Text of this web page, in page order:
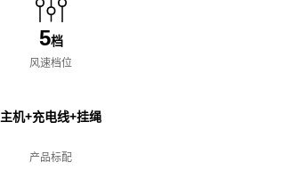
5档
风速档位
主机+充电线+挂绳
产品标配